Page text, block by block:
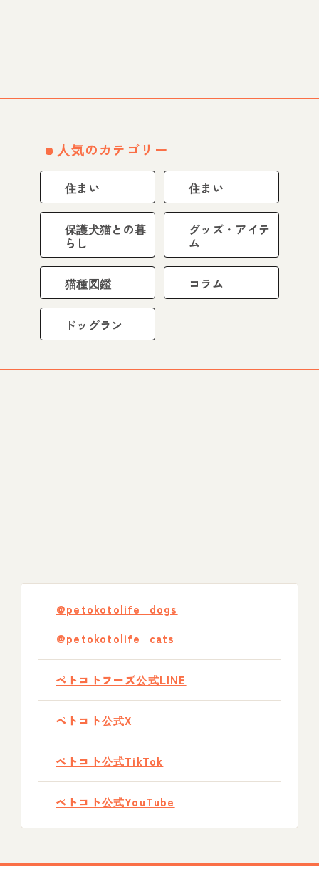
人気のカテゴリー
住まい 住まい
保護犬猫との暮
らし
グッズ・アイテ
ム
猫種図鑑 コラム
ドッグラン
@petokotolife_dogs
@petokotolife_cats
ペトコトフーズ公式LINE
ペトコト公式X
ペトコト公式TikTok
ペトコト公式YouTube